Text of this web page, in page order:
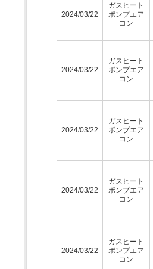
2024/03/22
ガスヒート
ポンプエア
コン
2024/03/22
ガスヒート
ポンプエア
コン
2024/03/22
ガスヒート
ポンプエア
コン
2024/03/22
ガスヒート
ポンプエア
コン
2024/03/22
ガスヒート
ポンプエア
コン